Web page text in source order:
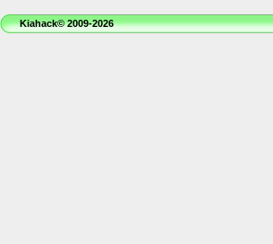
Kiahack© 2009-2026